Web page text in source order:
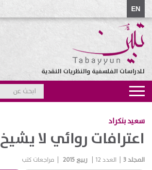
EN
للدراسات الفلسفية والنظريات النقدية
Toggle
navigation
سعيد بنكراد
اعترافات روائي لا يشيخ
المجلد3 العدد12 ربيع 2015
مراجعات كتب